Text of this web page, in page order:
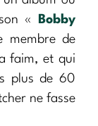
«
Bobby
membre de
faim, et qui
plus de 60
ne fasse